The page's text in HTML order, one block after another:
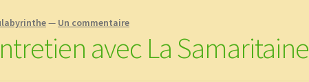
— Un commentaire
avec La Samaritaine